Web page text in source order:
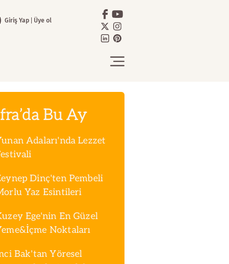
Giriş Yap Üye ol
Bu Ay
Adaları'nda Lezzet
Dinç'ten Pembeli
Yaz Esintileri
Ege'nin En Güzel
Noktaları
Bak'tan Yöresel